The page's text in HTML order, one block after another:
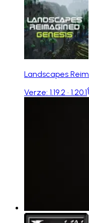
Landscapes
Verze: 1.19.2 · 1.20.1